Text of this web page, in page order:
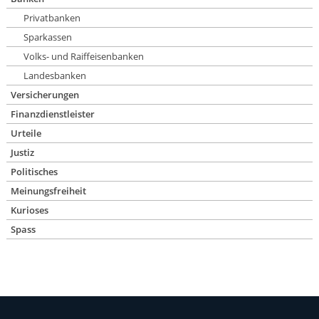
Privatbanken
Sparkassen
Volks- und Raiffeisenbanken
Landesbanken
Versicherungen
Finanzdienstleister
Urteile
Justiz
Politisches
Meinungsfreiheit
Kurioses
Spass